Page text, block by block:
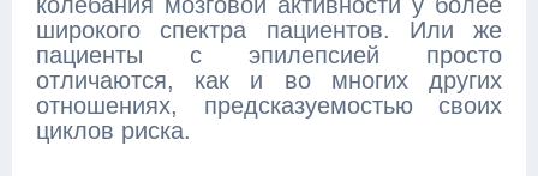
широкого спектра пациентов. Или же
пациенты с эпилепсией просто
отличаются, как и во многих других
отношениях, предсказуемостью своих
циклов риска.